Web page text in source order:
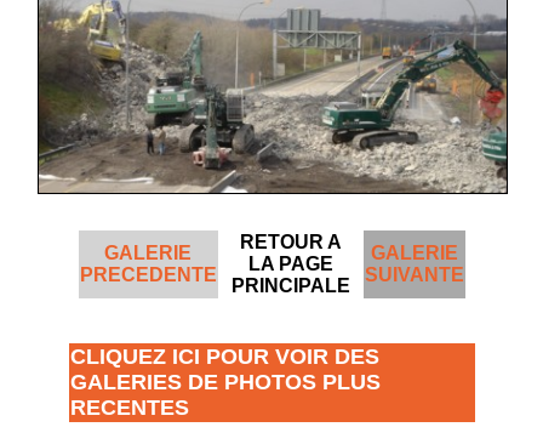
GALERIE
PRECEDENTE
RETOUR A
LA PAGE
PRINCIPALE
GALERIE
SUIVANTE
CLIQUEZ ICI POUR VOIR DES
GALERIES DE PHOTOS PLUS
RECENTES